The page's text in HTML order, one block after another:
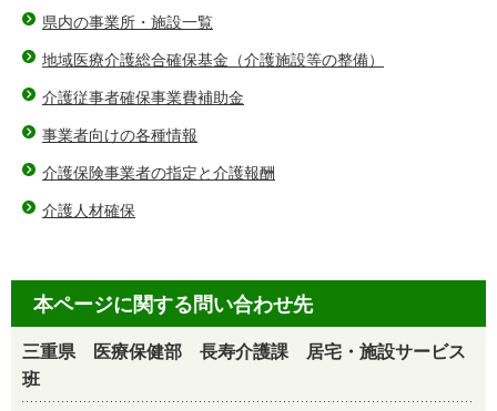
県内の事業所・施設一覧
地域医療介護総合確保基金（介護施設等の整備）
介護従事者確保事業費補助金
事業者向けの各種情報
介護保険事業者の指定と介護報酬
介護人材確保
本ページに関する問い合わせ先
三重県 医療保健部 長寿介護課 居宅・施設サービス
班